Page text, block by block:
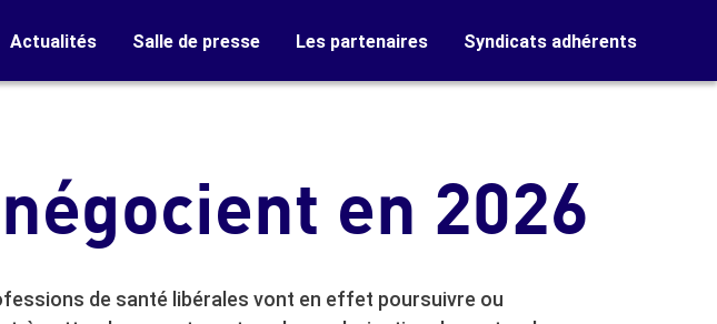
Actualités Salle de presse Les partenaires Syndicats adhérents
en 2026
de santé libérales vont en effet poursuivre ou